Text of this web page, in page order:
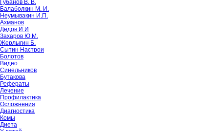
Губанов В. В.
Балаболкин М. И.
Неумывакин И.П.
Ахманов
Дедов И И
Захаров Ю.М.
Жерлыгин Б.
Сытин Настрои
Болотов
Видео
Синельников
Бутакова
Рефераты
Лечение
Профилактика
Осложнения
Диагностика
Комы
Диета